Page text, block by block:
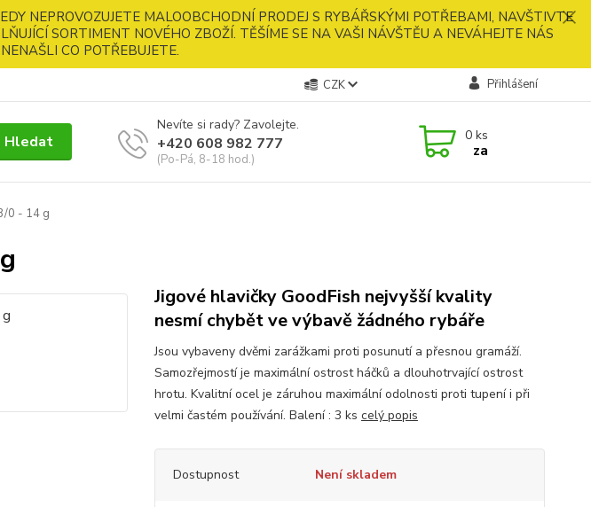
NEPROVOZUJETE MALOOBCHODNÍ PRODEJ S RYBÁŘSKÝMI POTŘEBAMI, NAVŠTIVTE
SORTIMENT NOVÉHO ZBOŽÍ. TĚŠÍME SE NA VAŠI NÁVŠTĚU A NEVÁHEJTE NÁS
CO POTŘEBUJETE.
CZK Přihlášení
Hledat
Nevíte si rady? Zavolejte.
+420 608 982 777
(Po-Pá, 8-18 hod.)
0 ks
za
0 - 14 g
Jigové hlavičky GoodFish nejvyšší kvality
nesmí chybět ve výbavě žádného rybáře
Jsou vybaveny dvěmi zarážkami proti posunutí a přesnou gramáží.
Samozřejmostí je maximální ostrost háčků a dlouhotrvající ostrost
hrotu. Kvalitní ocel je záruhou maximální odolnosti proti tupení i při
velmi častém používání. Balení : 3 ks celý popis
Dostupnost Není skladem